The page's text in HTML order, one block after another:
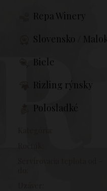
Repa Winery
Slovensko /
Biele
Rizling rýnsky
Polosladké